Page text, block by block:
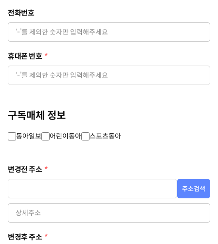
전화번호
휴대폰 번호 *
구독매체 정보
동아일보 어린이동아 스포츠동아
변경전 주소 *
주소검색
변경후 주소 *